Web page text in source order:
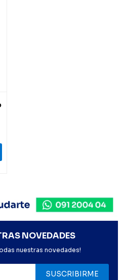
NOVEDADES
nuestras novedades!
SUSCRIBIRME